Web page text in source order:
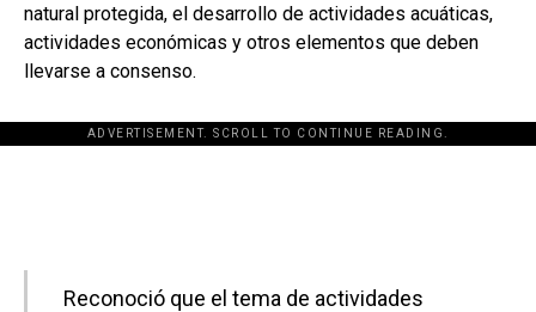
natural protegida, el desarrollo de actividades acuáticas,
actividades económicas y otros elementos que deben
llevarse a consenso.
ADVERTISEMENT. SCROLL TO CONTINUE READING.
[adsforwp id="243463"]
Reconoció que el tema de actividades